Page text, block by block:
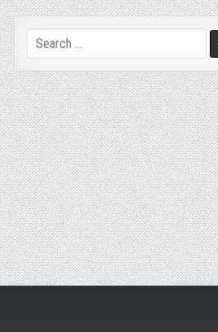
Search
for: